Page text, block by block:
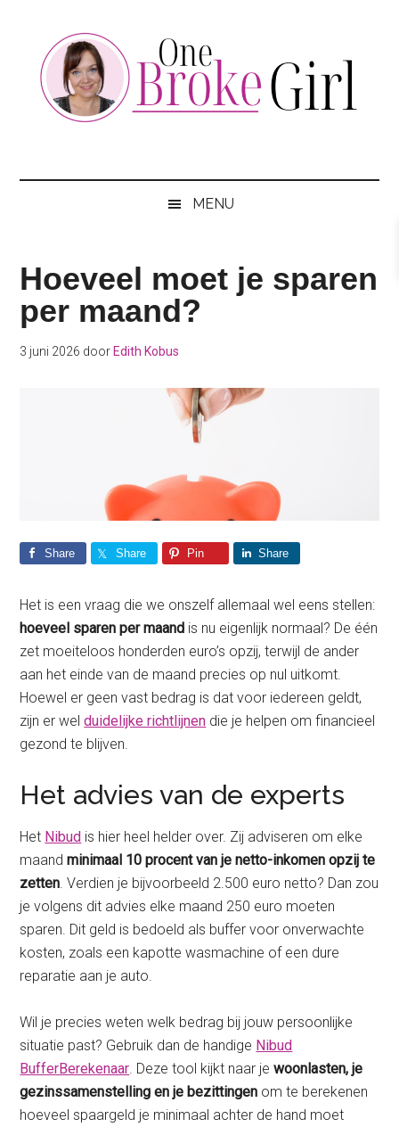
content
secondary
MENU
Hoeveel moet je sparen
per maand?
3 juni 2026 door Edith Kobus
Share Share Pin Share
Het is een vraag die we onszelf allemaal wel eens stellen:
hoeveel sparen per maand is nu eigenlijk normaal? De één
zet moeiteloos honderden euro’s opzij, terwijl de ander
aan het einde van de maand precies op nul uitkomt.
Hoewel er geen vast bedrag is dat voor iedereen geldt,
zijn er welduidelijke richtlijnen die je helpen om financieel
gezond te blijven.
Het advies van de experts
Het Nibud is hier heel helder over. Zij adviseren om elke
maandminimaal 10 procent van je netto-inkomen opzij te
zetten. Verdien je bijvoorbeeld 2.500 euro netto? Dan zou
je volgens dit advies elke maand 250 euro moeten
sparen. Dit geld is bedoeld als buffer voor onverwachte
kosten, zoals een kapotte wasmachine of een dure
reparatie aan je auto.
Wil je precies weten welk bedrag bij jouw persoonlijke
situatie past? Gebruik dan de handige Nibud
BufferBerekenaar. Deze tool kijkt naar jewoonlasten, je
gezinssamenstelling en je bezittingen om te berekenen
hoeveel spaargeld je minimaal achter de hand moet